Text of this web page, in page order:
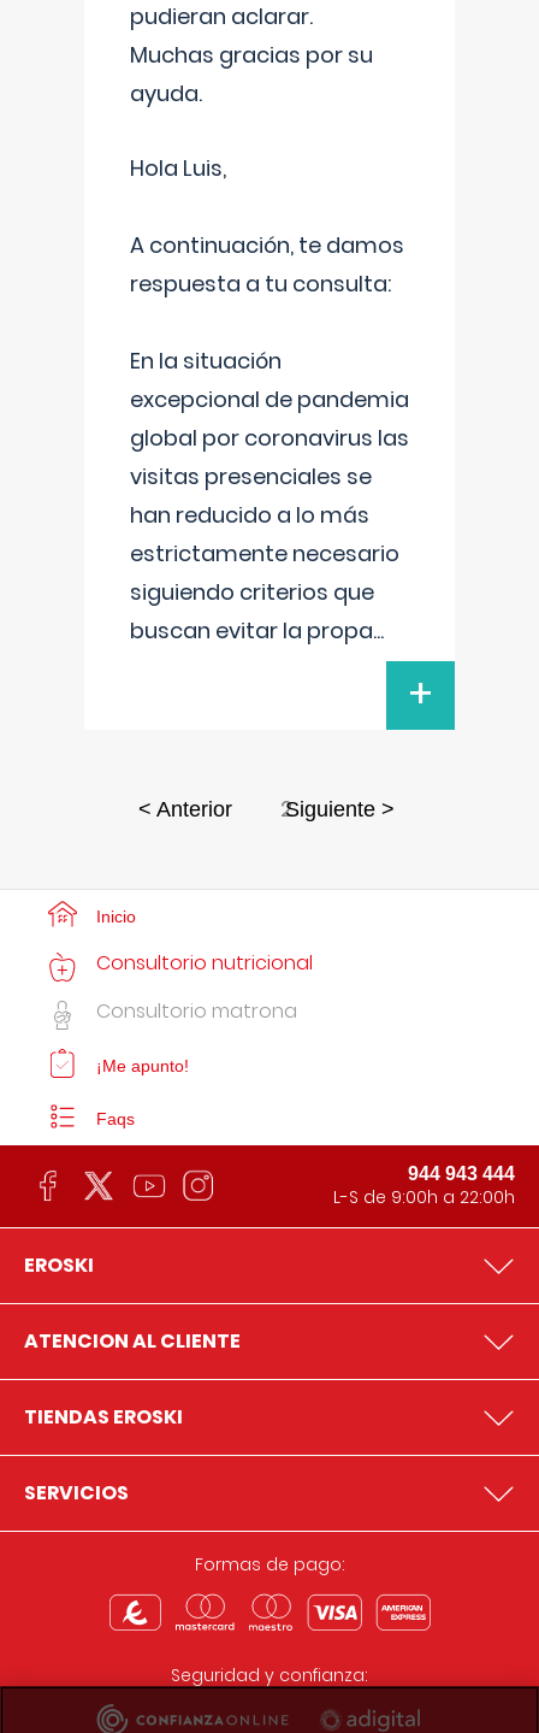
pudieran aclarar.
Muchas gracias por su
ayuda.
Hola Luis,
A continuación, te damos
respuesta a tu consulta:
En la situación
excepcional de pandemia
global por coronavirus las
visitas presenciales se
han reducido a lo más
estrictamente necesario
siguiendo criterios que
buscan evitar la propa...
+
< Anterior 2Siguiente >
Inicio
Consultorio nutricional
Consultorio matrona
¡Me apunto!
Faqs
944 943 444
L-S de 9:00h a 22:00h
EROSKI
ATENCION AL CLIENTE
TIENDAS EROSKI
SERVICIOS
Formas de pago:
Seguridad y confianza: